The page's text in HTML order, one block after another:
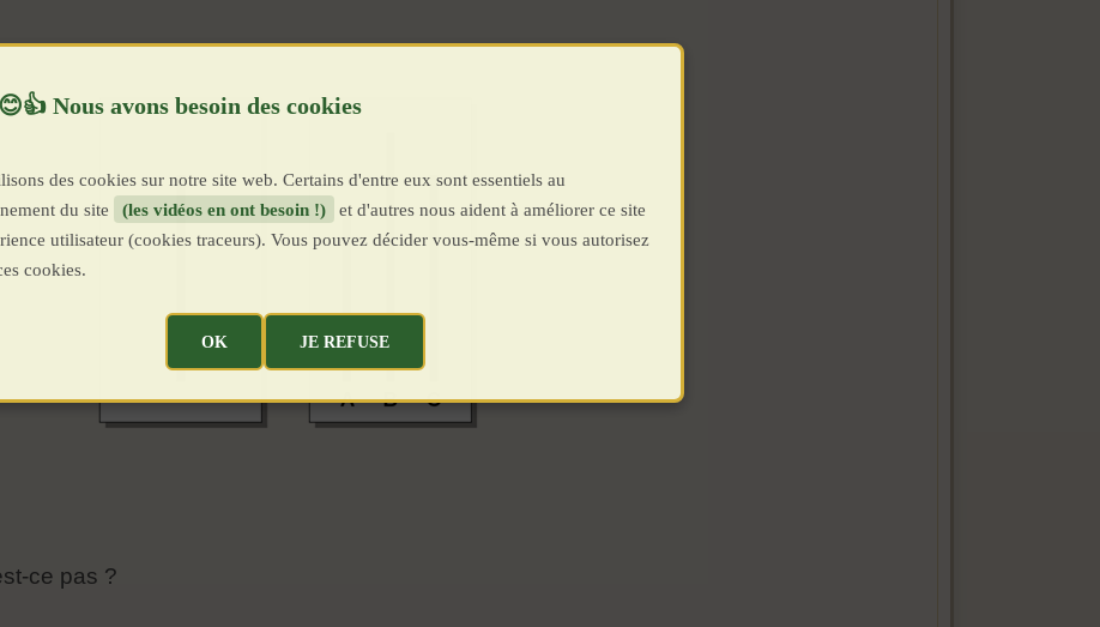
ce pas ?
des cookies sur notre site web. Certains d'entre eux sont essentiels au
du site
(les vidéos en ont besoin !)
et d'autres nous aident à améliorer ce site
utilisateur (cookies traceurs). Vous pouvez décider vous-même si vous autorisez
cookies.
OK JE REFUSE